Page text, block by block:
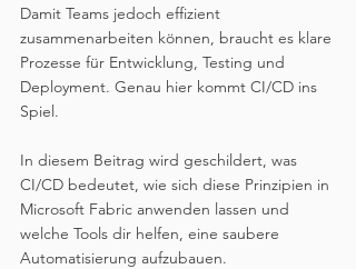
Damit Teams jedoch effizient
zusammenarbeiten können, braucht es klare
Prozesse für Entwicklung, Testing und
Deployment. Genau hier kommt CI/CD ins
Spiel.
In diesem Beitrag wird geschildert, was
CI/CD bedeutet, wie sich diese Prinzipien in
Microsoft Fabric anwenden lassen und
welche Tools dir helfen, eine saubere
Automatisierung aufzubauen.